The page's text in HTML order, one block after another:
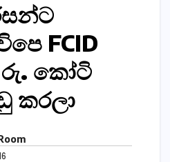
FCID
රු. කෝටි
කරලා